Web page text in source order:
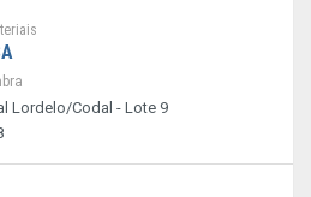
Lordelo/Codal - Lote 9